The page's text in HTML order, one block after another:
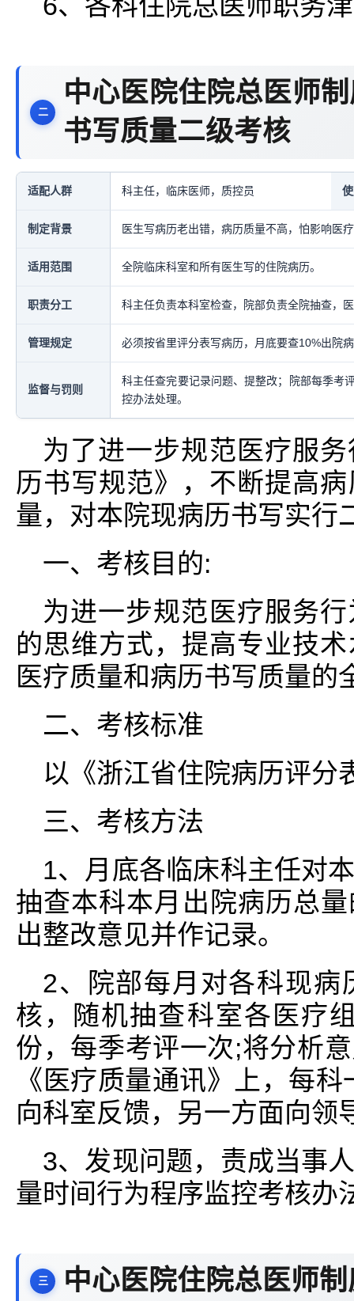
中心医院住院总医师
书写质量二级考核
适配人群 科主任，临床医师，质控员
制定背景 医生写病历老出错，病历质量不高，怕影响医
适用范围 全院临床科室和所有医生写的住院病历。
职责分工 科主任负责本科室检查，院部负责全院抽查，
管理规定 必须按省里评分表写病历，月底要查10%出院
监督与罚则
科主任查完要记录问题、提整改；院部每季考
控办法处理。
为了进一步规范医疗服
历书写规范》，不断提高
量，对本院现病历书写实行
一、考核目的:
为进一步规范医疗服务
的思维方式，提高专业技
医疗质量和病历书写质量的
二、考核标准
以《浙江省住院病历评分
三、考核方法
1、月底各临床科主任对
抽查本科本月出院病历总
出整改意见并作记录。
2、院部每月对各科现病
核，随机抽查科室各医疗
份，每季考评一次;将分析
《医疗质量通讯》上，每
向科室反馈，另一方面向领
3、发现问题，责成当事
量时间行为程序监控考核办
中心医院住院总医师